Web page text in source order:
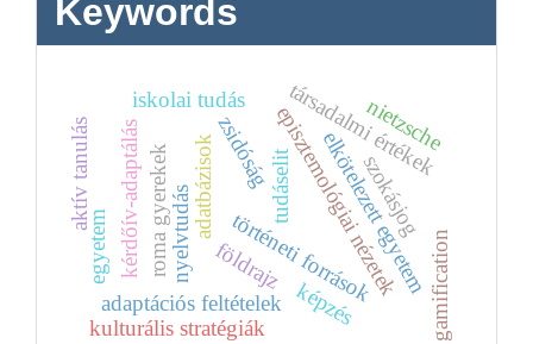
Keywords
földrajzepisztemológiai nézetek
történeti források
adatbázisok tudáselit
zsidóság
adaptációs feltételek
társadalmi értékek
iskolai tudás
kérdőív-adaptálás elkötelezett egyetem
roma gyerekek
képzés
kulturális stratégiák
nyelvtudás gamification
szokásjog
egyetem
aktív tanulás nietzsche